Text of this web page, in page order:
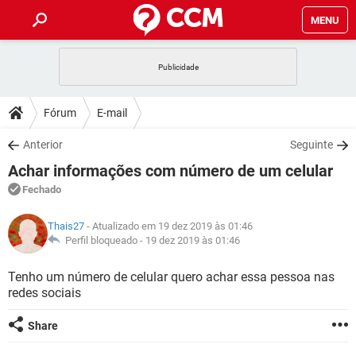
MENU
CELULAR
OUTLOOK
INSTAGRAM GMAIL
GUIA DE COMPRAS
DICAS
JOGOS
OUTLOOK
INSTAGRAM
GUIA DE COMPRAS
DOWNLOADS
JOGOS WHATSAPP
CELULAR
OUTLOOK EXCEL
INSTAGRAM
GUIA DE COMPRAS
FÓRUM
JOGOS
CELULAR FACEBOOK
INSTAGRAM
GUIA DE COMPRAS
GLOSSÁRIO
JOGOS
CELULAR FACEBOOK
INSTAGRAM
Fórum E-mail
Anterior Seguinte
Achar informações com número de um celular
Fechado
Thais27 - Atualizado em 19 dez 2019 às 01:46
Perfil bloqueado - 19 dez 2019 às 01:46
Tenho um número de celular quero achar essa pessoa nas
redes sociais
Share